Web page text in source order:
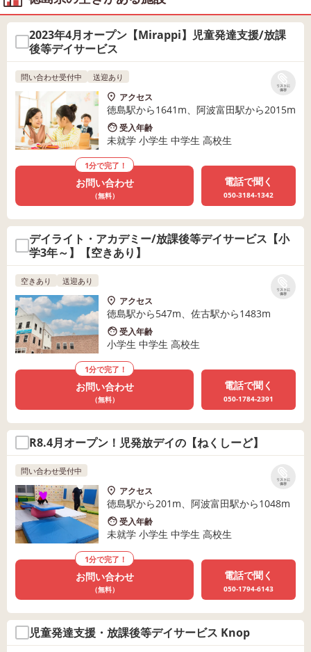
2023年4月オープン【Mirappi】児童発達支援/放課
後等デイサービス
リストに
保存
問い合わせ受付中 送迎あり
アクセス
徳島駅から1641m、阿波富田駅から2015m
受入年齢
未就学 小学生 中学生 高校生
1分で完了！
お問い合わせ
（無料）
電話で聞く
050-3184-1342
デイライト・アカデミー/放課後等デイサービス【小
学3年～】【空きあり】
リストに
保存
空きあり 送迎あり
アクセス
徳島駅から547m、佐古駅から1483m
受入年齢
小学生 中学生 高校生
1分で完了！
お問い合わせ
（無料）
電話で聞く
050-1784-2391
R8.4月オープン！児発放デイの【ねくしーど】
リストに
保存
問い合わせ受付中
アクセス
徳島駅から201m、阿波富田駅から1048m
受入年齢
未就学 小学生 中学生 高校生
1分で完了！
お問い合わせ
（無料）
電話で聞く
050-1794-6143
児童発達支援・放課後等デイサービス Knop